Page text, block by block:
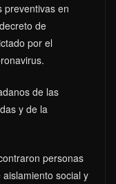
preventivas en
de
por el
de las
y de la
personas
social y